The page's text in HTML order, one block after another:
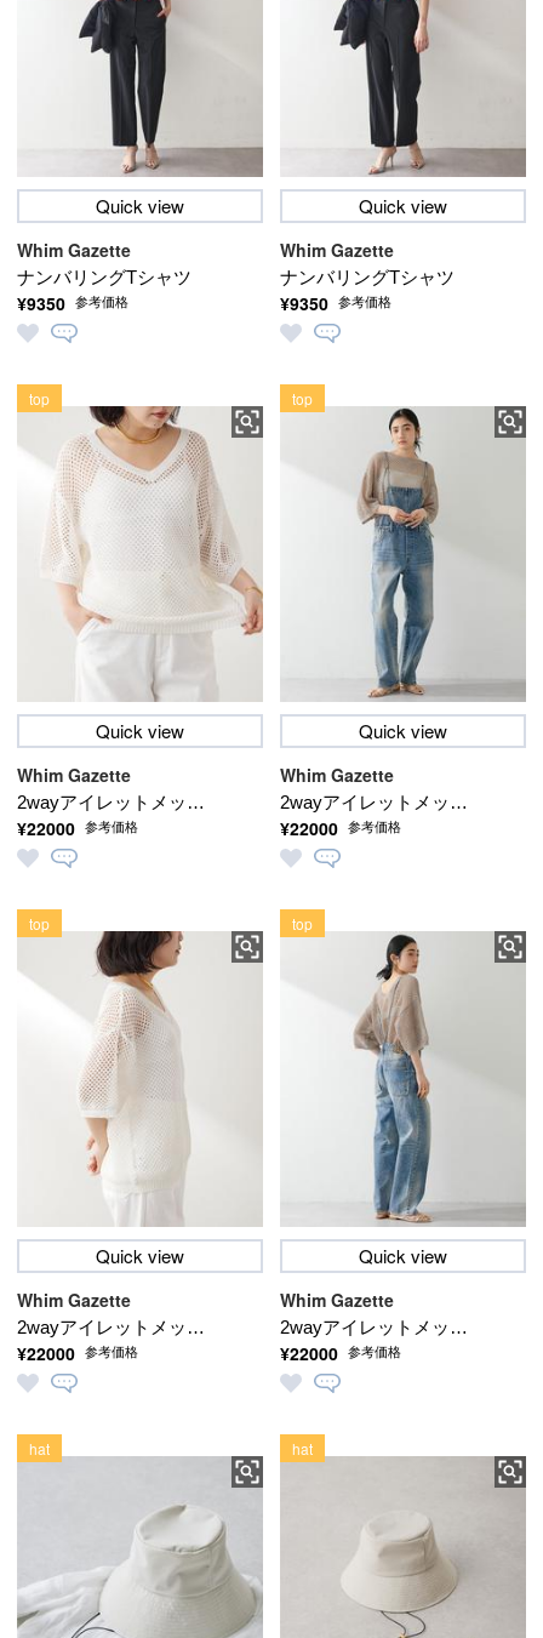
Quick view
ナンバリングTシャツ
Whim Gazette
¥9350 参考価格
Quick view
ナンバリングTシャツ
Whim Gazette
¥9350 参考価格
Quick view
2wayアイレットメッシ
ュハーフスリーブプル
オーバー
Whim Gazette
¥22000 参考価格
top
Quick view
2wayアイレットメッシ
ュハーフスリーブプル
オーバー
Whim Gazette
¥22000 参考価格
top
Quick view
2wayアイレットメッシ
ュハーフスリーブプル
オーバー
Whim Gazette
¥22000 参考価格
top
Quick view
2wayアイレットメッシ
ュハーフスリーブプル
オーバー
Whim Gazette
¥22000 参考価格
top
hat hat